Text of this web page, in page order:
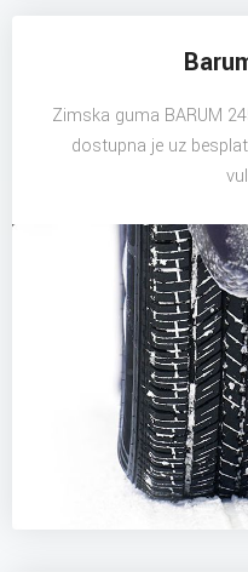
Zimska guma BARUM
dostupna je uz